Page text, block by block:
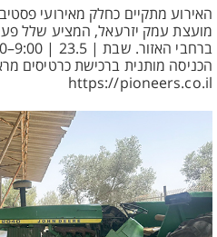
האירוע מתקיים כחלק מאירועי
מועצת עמק יזרעאל, המציע שלל
ברחבי האזור. שבת | 23.5 | 9:00–15:00
הכניסה מותנית ברכישת כרטיסים
https://pioneers.co.il